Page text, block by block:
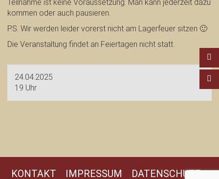
Teilnahme ist keine Voraussetzung. Man kann jederzeit dazu
kommen oder auch pausieren.
P.S. Wir werden leider vorerst nicht am Lagerfeuer sitzen 🙂
Die Veranstaltung findet an Feiertagen nicht statt.
24.04.2025
19 Uhr
KONTAKT IMPRESSUM DATENSCHUTZ